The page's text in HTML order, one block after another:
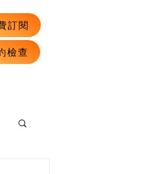
檢查
訂閱